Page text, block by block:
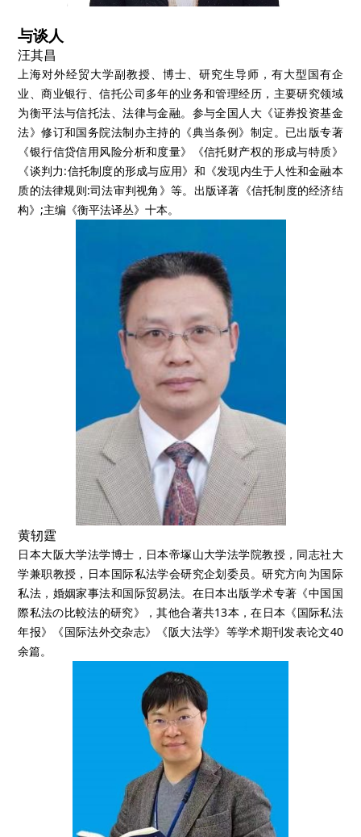
与谈人
汪其昌
上海对外经贸大学副教授、博士、研究生导师，有大型国有企
业、商业银行、信托公司多年的业务和管理经历，主要研究领域
为衡平法与信托法、法律与金融。参与全国人大《证券投资基金
法》修订和国务院法制办主持的《典当条例》制定。已出版专著
《银行信贷信用风险分析和度量》《信托财产权的形成与特质》
《谈判力:信托制度的形成与应用》和《发现内生于人性和金融本
质的法律规则:司法审判视角》等。出版译著《信托制度的经济结
构》;主编《衡平法译丛》十本。
黄轫霆
日本大阪大学法学博士，日本帝塚山大学法学院教授，同志社大
学兼职教授，日本国际私法学会研究企划委员。研究方向为国际
私法，婚姻家事法和国际贸易法。在日本出版学术专著《中国国
際私法の比較法的研究》，其他合著共13本，在日本《国际私法
年报》《国际法外交杂志》《阪大法学》等学术期刊发表论文40
余篇。